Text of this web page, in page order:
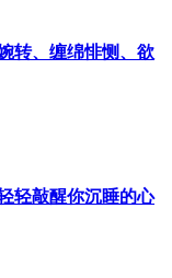
转、缠绵悱恻、欲
轻敲醒你沉睡的心